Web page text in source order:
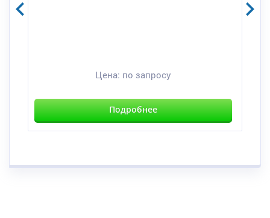
Цена: по запросу
Подробнее